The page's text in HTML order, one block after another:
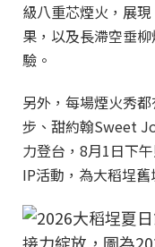
級八重芯煙火，展
果，以及長滯空垂
驗。
另外，每場煙火秀
步、甜約翰Sweet
力登台，8月1日下
IP活動，為大稻埕